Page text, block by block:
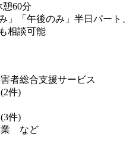
60分
「午後のみ」半日パート、
相談可能
者総合支援サービス
件)
件)
業 など